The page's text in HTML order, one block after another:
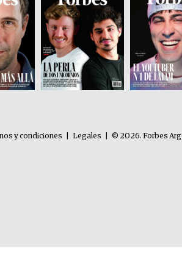
y condiciones Legales
© 2026. Forbes